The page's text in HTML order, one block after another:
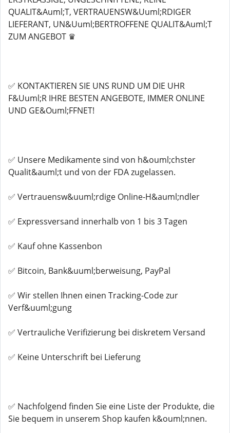
QUALIT&Auml;T, VERTRAUENSW&Uuml;RDIGER
LIEFERANT, UN&Uuml;BERTROFFENE QUALIT&Auml;T
ZUM ANGEBOT ♛
✅ KONTAKTIEREN SIE UNS RUND UM DIE UHR
F&Uuml;R IHRE BESTEN ANGEBOTE, IMMER ONLINE
UND GE&Ouml;FFNET!
✅ Unsere Medikamente sind von h&ouml;chster
Qualit&auml;t und von der FDA zugelassen.
✅ Vertrauensw&uuml;rdige Online-H&auml;ndler
✅ Expressversand innerhalb von 1 bis 3 Tagen
✅ Kauf ohne Kassenbon
✅ Bitcoin, Bank&uuml;berweisung, PayPal
✅ Wir stellen Ihnen einen Tracking-Code zur
Verf&uuml;gung
✅ Vertrauliche Verifizierung bei diskretem Versand
✅ Keine Unterschrift bei Lieferung
✅ Nachfolgend finden Sie eine Liste der Produkte, die
Sie bequem in unserem Shop kaufen k&ouml;nnen.